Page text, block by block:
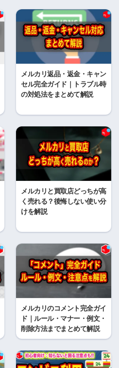
メルカリ返品・返金・キャン
セル完全ガイド｜トラブル時
の対処法をまとめて解説
メルカリと買取店どっちが高
く売れる？後悔しない使い分
けを解説
メルカリのコメント完全ガイ
ド｜ルール・マナー・例文・
削除方法までまとめて解説